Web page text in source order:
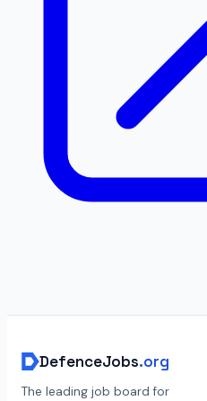
DefenceJobs.org
The leading job board for